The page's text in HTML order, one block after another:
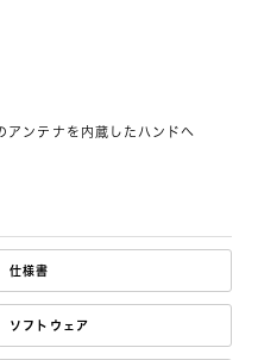
アンテナを内蔵したハンドヘ
仕様書
ソフトウェア